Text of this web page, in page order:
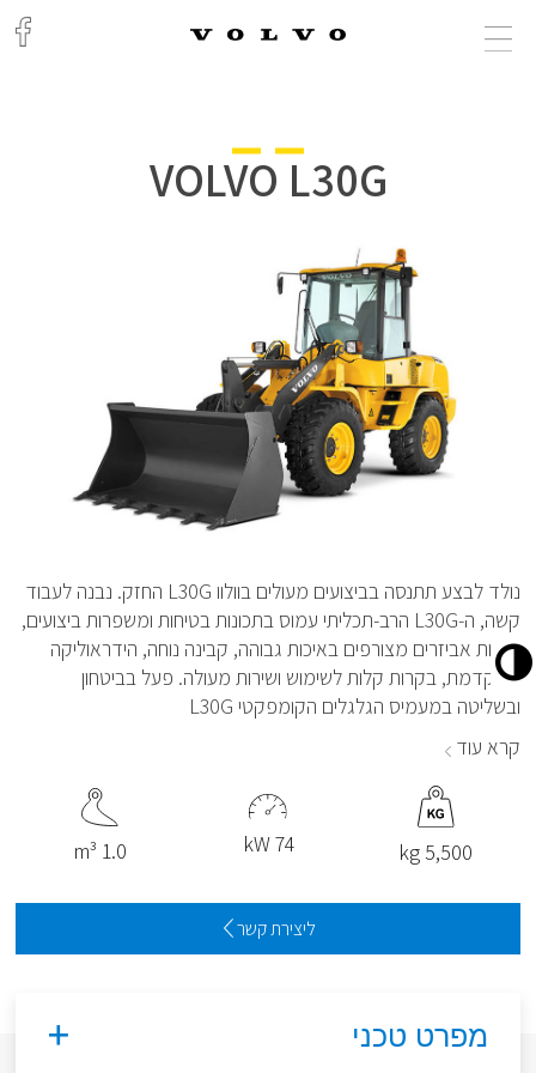
נולד לבצע תתנסה בביצועים מעולים בוולוו L30G החזק. נבנה לעבוד
קשה, ה-L30G הרב-תכליתי עמוס בתכונות בטיחות ומשפרות ביצועים,
לרבות אביזרים מצורפים באיכות גבוהה, קבינה נוחה, הידראוליקה
מתקדמת, בקרות קלות לשימוש ושירות מעולה. פעל בביטחון
ובשליטה במעמיס הגלגלים הקומפקטי L30G
קרא עוד
5,500 kg
74 kW
1.0 m³
ליצירת קשר
VOLVO L30G
מפרט טכני